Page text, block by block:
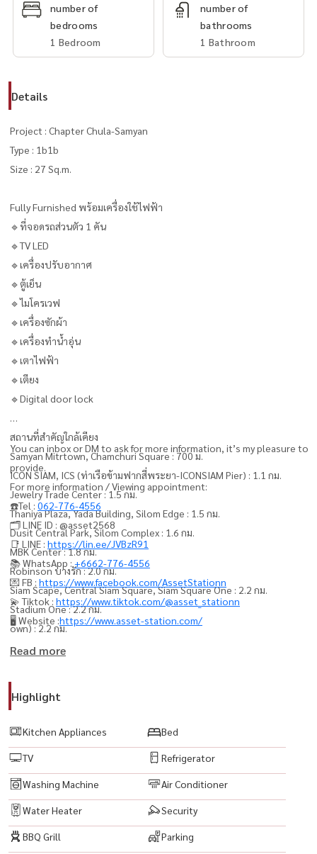
number of
bedrooms
1 Bedroom
number of
bathrooms
1 Bathroom
Details
Project : Chapter Chula-Samyan
Type : 1b1b
Size : 27 Sq.m.
Fully Furnished พร้อมเครื่องใช้ไฟฟ้า
🔹ที่จอดรถส่วนตัว 1 คัน
🔹TV LED
🔹เครื่องปรับอากาศ
🔹ตู้เย็น
🔹ไมโครเวฟ
🔹เครื่องซักผ้า
🔹เครื่องทำน้ำอุ่น
🔹เตาไฟฟ้า
🔹เตียง
🔹Digital door lock
สถานที่สำคัญใกล้เคียง
Samyan Mitrtown, Chamchuri Square : 700 ม.
ICON SIAM, ICS (ท่าเรือข้ามฟากสี่พระยา-ICONSIAM Pier) : 1.1 กม.
Jewelry Trade Center : 1.5 กม.
Thaniya Plaza, Yada Building, Silom Edge : 1.5 กม.
Dusit Central Park, Silom Complex : 1.6 กม.
MBK Center : 1.8 กม.
Robinson บางรัก : 2.0 กม.
Siam Scape, Central Siam Square, Siam Square One : 2.2 กม.
Stadium One : 2.2 กม.
own) : 2.2 กม.
Lido Connect, Siam Square : 2.3 กม.
----------------------------------------
#ChapterChulaSamyan #ChapterChula #คอนโดจุฬา #คอนโดสามย่าน
#คอนโดสีลม #คอนโดสาทร #คอนโดติดMRT #MRTสามย่าน #คอนโดใกล้
#ModernCondo #CityCondo #คอนโดวิวเมือง #คอนโดส่วนกลางสวย
#คอนโดส่วนกลางครบ #SkyPool #Fitness #SkyLounge
#CoWorkingSpace #คอนโดพร้อมอยู่ #คอนโดพร้อมเฟอร์ #คอนโดแต่ง
สวย #ห้องสวย #รีวิวคอนโด #อสังหาริมทรัพย์ #ลงทุนอสังหา #คอนโด
ลงทุน #คอนโดปล่อยเช่า #คอนโดน่าลงทุน #คอนโดปล่อยเช่าง่าย
You can inbox or DM to ask for more information, it’s my pleasure to
provide.
For more information / Viewing appointment:
☎️Tel : 062-776-4556
🗂️ LINE ID : @asset2568
📑 LINE : https://lin.ee/JVBzR91
📚 WhatsApp : +6662-776-4556
💌 FB : https://www.facebook.com/AssetStationn
💫 Tiktok : https://www.tiktok.com/@asset_stationn
🖥️ Website :https://www.asset-station.com/
Read more
Highlight
Kitchen Appliances Bed
TV Refrigerator
Washing Machine Air Conditioner
Water Heater Security
BBQ Grill Parking